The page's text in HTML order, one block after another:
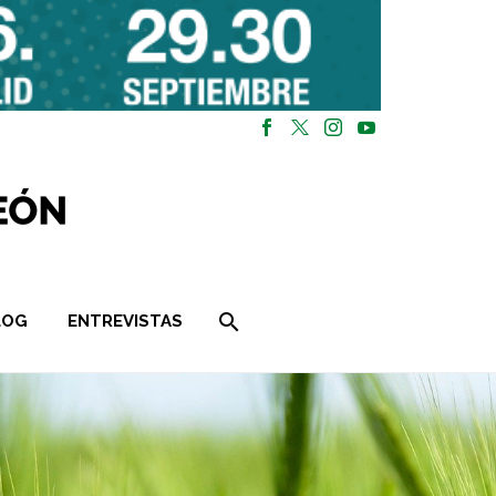
ENTREVISTAS